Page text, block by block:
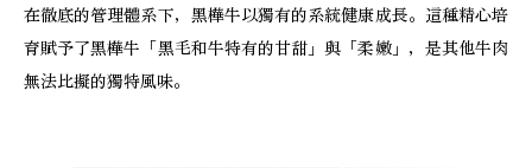
在徹底的管理體系下，黑樺牛以獨有的系統健康成長。這種精心培
育賦予了黑樺牛「黑毛和牛特有的甘甜」與「柔嫩」，是其他牛肉
無法比擬的獨特風味。